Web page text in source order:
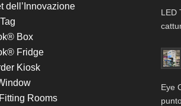
dell’Innovazione
Box
Fridge
Kiosk
Rooms
LED
Eye